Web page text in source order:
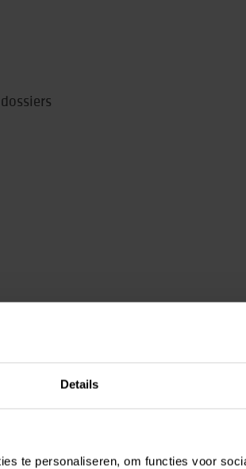
Details
te personaliseren, om functies voor
in
van